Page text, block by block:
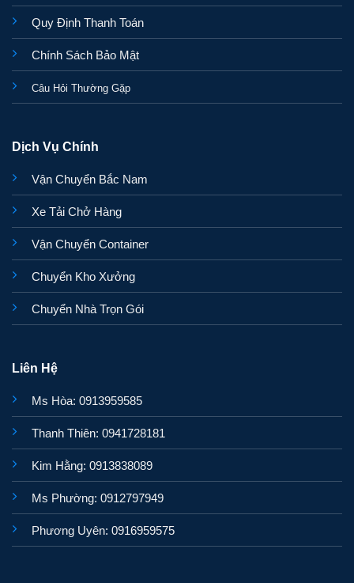
Quy Định Thanh Toán
Chính Sách Bảo Mật
Câu Hỏi Thường Gặp
Dịch Vụ Chính
Vận Chuyển Bắc Nam
Xe Tải Chở Hàng
Vận Chuyển Container
Chuyển Kho Xưởng
Chuyển Nhà Trọn Gói
Liên Hệ
Ms Hòa: 0913959585
Thanh Thiên: 0941728181
Kim Hằng: 0913838089
Ms Phường: 0912797949
Phương Uyên: 0916959575